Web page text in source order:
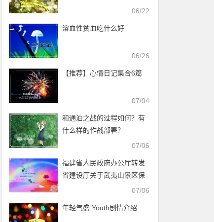
06/22
溶血性贫血吃什么好
06/26
【推荐】心情日记集合6篇
07/04
和通泊之战的过程如何？有
什么样的作战部署？
07/06
福建省人民政府办公厅转发
省建设厅关于武夷山景区保
护管理协调委员会议事规则
07/06
年轻气盛 Youth剧情介绍